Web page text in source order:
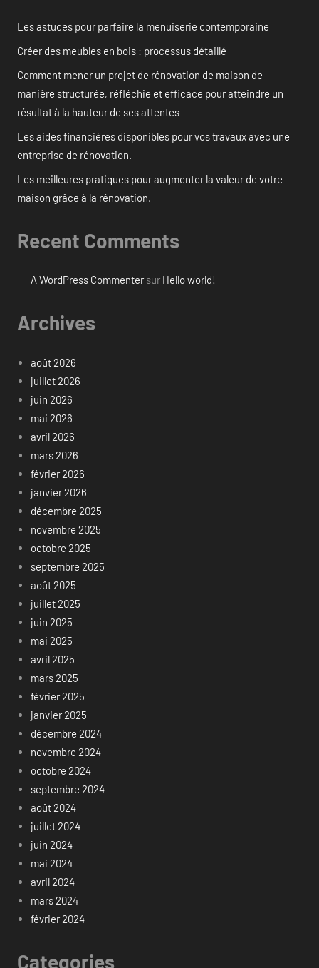
Les astuces pour parfaire la menuiserie contemporaine
Créer des meubles en bois : processus détaillé
Comment mener un projet de rénovation de maison de
manière structurée, réfléchie et efficace pour atteindre un
résultat à la hauteur de ses attentes
Les aides financières disponibles pour vos travaux avec une
entreprise de rénovation.
Les meilleures pratiques pour augmenter la valeur de votre
maison grâce à la rénovation.
Recent Comments
A WordPress Commentersur Hello world!
Archives
août 2026
juillet 2026
juin 2026
mai 2026
avril 2026
mars 2026
février 2026
janvier 2026
décembre 2025
novembre 2025
octobre 2025
septembre 2025
août 2025
juillet 2025
juin 2025
mai 2025
avril 2025
mars 2025
février 2025
janvier 2025
décembre 2024
novembre 2024
octobre 2024
septembre 2024
août 2024
juillet 2024
juin 2024
mai 2024
avril 2024
mars 2024
février 2024
Categories